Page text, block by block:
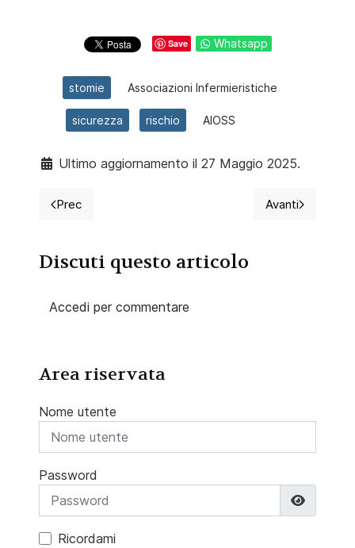
Save Whatsapp
stomie Associazioni Infermieristiche
sicurezza rischio AIOSS
Ultimo aggiornamento il 27 Maggio 2025.
Articolo precedente: #noisiamopronti, vero o falso?
Prec Articolo
Avanti
Discuti questo articolo
Accedi per commentare
Area riservata
Nome utente
Password
Ricordami